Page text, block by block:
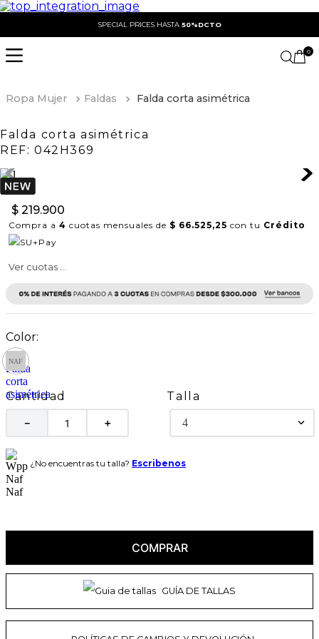
SPECIAL PRICES HASTA 50%DCTO
0
Ropa Mujer Faldas Falda corta asimétrica
Falda corta asimétrica
REF: 042H369
$ 219.900
Compra a 4 cuotas mensuales de $ 66.525,25 con tu Crédito
Ver cuotas ...
Cantidad
＋
－
Talla
4
¿No encuentras tu talla? Escribenos
COMPRAR
GUÍA DE TALLAS